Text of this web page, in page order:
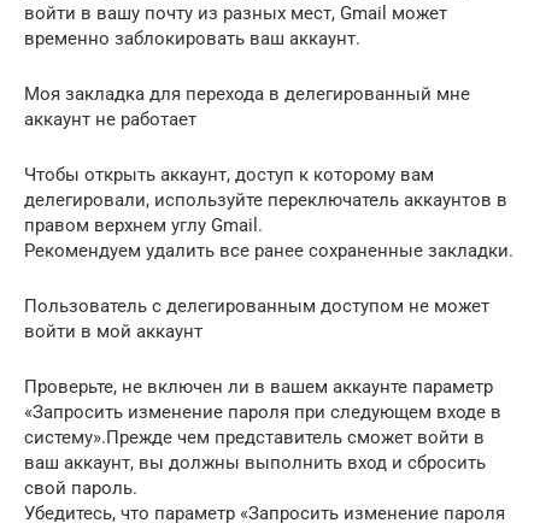
войти в вашу почту из разных мест, Gmail может
временно заблокировать ваш аккаунт.
Моя закладка для перехода в делегированный мне
аккаунт не работает
Чтобы открыть аккаунт, доступ к которому вам
делегировали, используйте переключатель аккаунтов в
правом верхнем углу Gmail.
Рекомендуем удалить все ранее сохраненные закладки.
Пользователь с делегированным доступом не может
войти в мой аккаунт
Проверьте, не включен ли в вашем аккаунте параметр
«Запросить изменение пароля при следующем входе в
систему».Прежде чем представитель сможет войти в
ваш аккаунт, вы должны выполнить вход и сбросить
свой пароль.
Убедитесь, что параметр «Запросить изменение пароля